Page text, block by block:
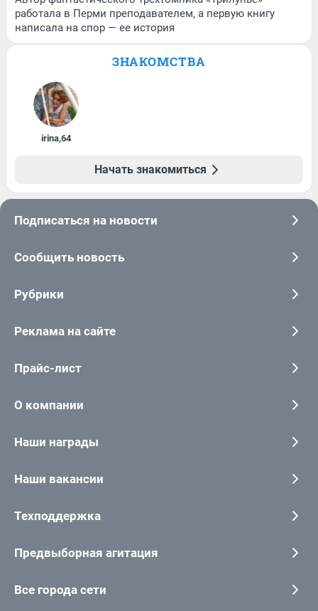
работала в Перми преподавателем, а первую книгу
написала на спор — ее история
ЗНАКОМСТВА
irina,64
Начать знакомиться
Подписаться на новости
Сообщить новость
Рубрики
Реклама на сайте
Прайс-лист
О компании
Наши награды
Наши вакансии
Техподдержка
Предвыборная агитация
Все города сети